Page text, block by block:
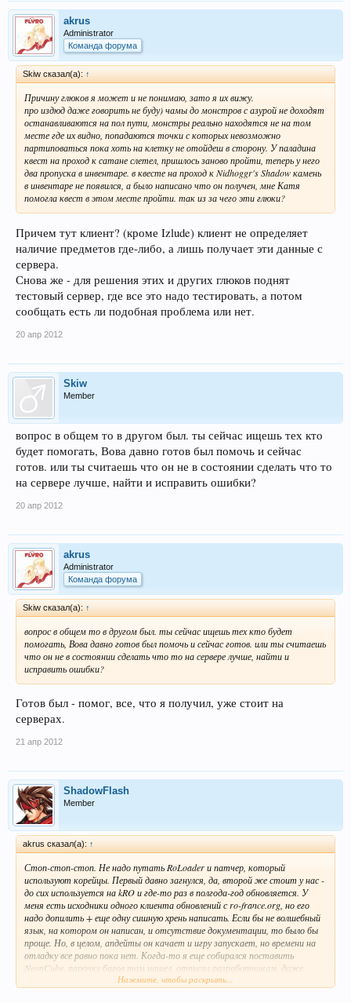
akrus
Administrator
Команда форума
Skiw сказал(а): ↑
Причину глюков я может и не понимаю, зато я их вижу.
про издюд даже говорить не буду) чамы до монстров с азурой не доходят
останавливаются на пол пути, монстры реально находятся не на том
месте где их видно, попадаются точки с которых невозможно
партиповаться пока хоть на клетку не отойдеш в сторону. У паладина
квест на проход к сатане слетел, пришлось заново пройти, теперь у него
два пропуска в инвентаре. в квесте на проход к Nidhoggr's Shadow камень
в инвентаре не появился, а было написано что он получен, мне Катя
помогла квест в этом месте пройти. так из за чего эти глюки?
Причем тут клиент? (кроме Izlude) клиент не определяет
наличие предметов где-либо, а лишь получает эти данные с
сервера.
Снова же - для решения этих и других глюков поднят
тестовый сервер, где все это надо тестировать, а потом
сообщать есть ли подобная проблема или нет.
20 апр 2012
Skiw
Member
вопрос в общем то в другом был. ты сейчас ищешь тех кто
будет помогать, Вова давно готов был помочь и сейчас
готов. или ты считаешь что он не в состоянии сделать что то
на сервере лучше, найти и исправить ошибки?
20 апр 2012
akrus
Administrator
Команда форума
Skiw сказал(а): ↑
вопрос в общем то в другом был. ты сейчас ищешь тех кто будет
помогать, Вова давно готов был помочь и сейчас готов. или ты считаешь
что он не в состоянии сделать что то на сервере лучше, найти и
исправить ошибки?
Готов был - помог, все, что я получил, уже стоит на
серверах.
21 апр 2012
ShadowFlash
Member
akrus сказал(а): ↑
Стоп-стоп-стоп. Не надо путать RoLoader и патчер, который
используют корейцы. Первый давно загнулся, да, второй же стоит у нас -
до сих используется на kRO и где-то раз в полгода-год обновляется. У
меня есть исходники одного клиента обновлений с ro-france.org, но его
надо допилить + еще одну сишную хрень написать. Если бы не волшебный
язык, на котором он написан, и отсутствие документации, то было бы
проще. Но, в целом, апдейты он качает и игру запускает, но времени на
отладку все равно пока нет. Когда-то я еще собирался поставить
NeonCube, парочку багов там нашел, отписал разработчикам, даже
пообщался с ними в ирке, но спустя пару месяцев проект помер. Честно -
Нажмите, чтобы раскрыть...